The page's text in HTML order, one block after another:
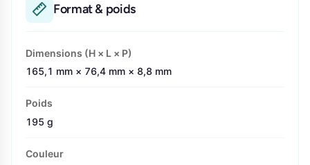
Format & poids
Dimensions (H × L × P)
165,1 mm × 76,4 mm × 8,8 mm
Poids
195 g
Couleur